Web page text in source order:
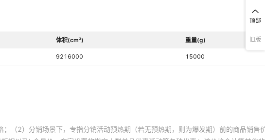
体积(cm³) 重量(g)
9216000 15000
（2）分销场景下，专指分销活动预热期（若无预热期，则为爆发期）前的商品销售
顶部
旧版